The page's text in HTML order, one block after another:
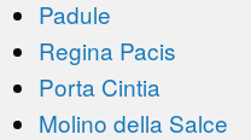
Padule
Regina Pacis
Porta Cintia
Molino della Salce